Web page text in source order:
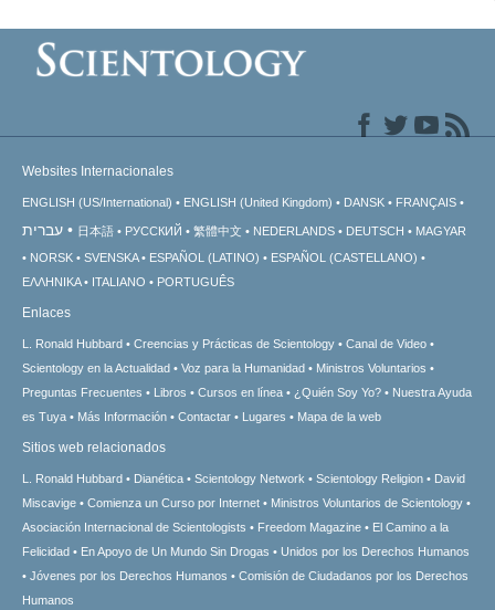
Websites Internacionales
ENGLISH (US/International) ENGLISH (United Kingdom) DANSK FRANÇAIS
עברית 日本語 РУССКИЙ 繁體中文 NEDERLANDS DEUTSCH
MAGYAR
NORSK
SVENSKA ESPAÑOL (LATINO)
ESPAÑOL (CASTELLANO)
ΕΛΛΗΝΙΚA
ITALIANO PORTUGUÊS
Enlaces
L. Ronald Hubbard Creencias y Prácticas de Scientology
Canal de Video
Scientology en la Actualidad
Voz para la Humanidad
Ministros Voluntarios
Preguntas Frecuentes
Libros Cursos en línea ¿Quién Soy Yo?
Nuestra Ayuda
es Tuya
Más Información Contactar Lugares Mapa de la web
Sitios web relacionados
L. Ronald Hubbard Dianética Scientology Network Scientology Religion
David
Miscavige
Comienza un Curso por Internet
Ministros Voluntarios de Scientology
Asociación Internacional de Scientologists
Freedom Magazine
El Camino a la
Felicidad
En Apoyo de Un Mundo Sin Drogas
Unidos por los Derechos Humanos
Jóvenes por los Derechos Humanos
Comisión de Ciudadanos por los Derechos
Humanos